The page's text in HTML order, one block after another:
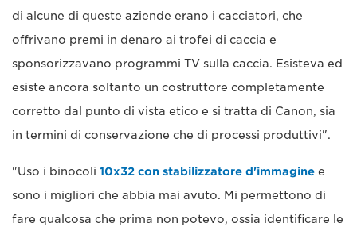
di alcune di queste aziende erano i cacciatori, che
offrivano premi in denaro ai trofei di caccia e
sponsorizzavano programmi TV sulla caccia. Esisteva ed
esiste ancora soltanto un costruttore completamente
corretto dal punto di vista etico e si tratta di Canon, sia
in termini di conservazione che di processi produttivi".
"Uso i binocoli 10x32 con stabilizzatore d'immagine e
sono i migliori che abbia mai avuto. Mi permettono di
fare qualcosa che prima non potevo, ossia identificare le